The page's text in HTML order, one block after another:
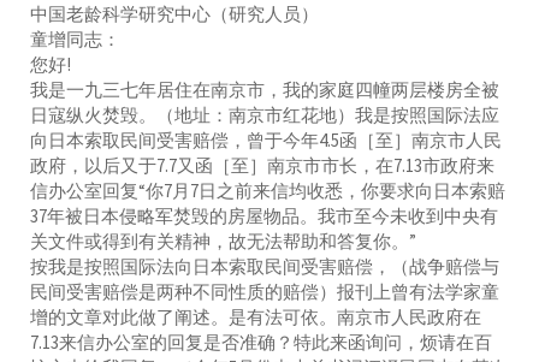
中国老龄科学研究中心（研究人员）
童增同志：
您好!
我是一九三七年居住在南京市，我的家庭四幢两层楼房全被
日寇纵火焚毁。（地址：南京市红花地）我是按照国际法应
向日本索取民间受害赔偿，曾于今年4.5函［至］南京市人民
政府，以后又于7.7又函［至］南京市市长，在7.13市政府来
信办公室回复“你7月7日之前来信均收悉，你要求向日本索赔
37年被日本侵略军焚毁的房屋物品。我市至今未收到中央有
关文件或得到有关精神，故无法帮助和答复你。”
按我是按照国际法向日本索取民间受害赔偿，（战争赔偿与
民间受害赔偿是两种不同性质的赔偿）报刊上曾有法学家童
增的文章对此做了阐述。是有法可依。南京市人民政府在
7.13来信办公室的回复是否准确？特此来函询问，烦请在百